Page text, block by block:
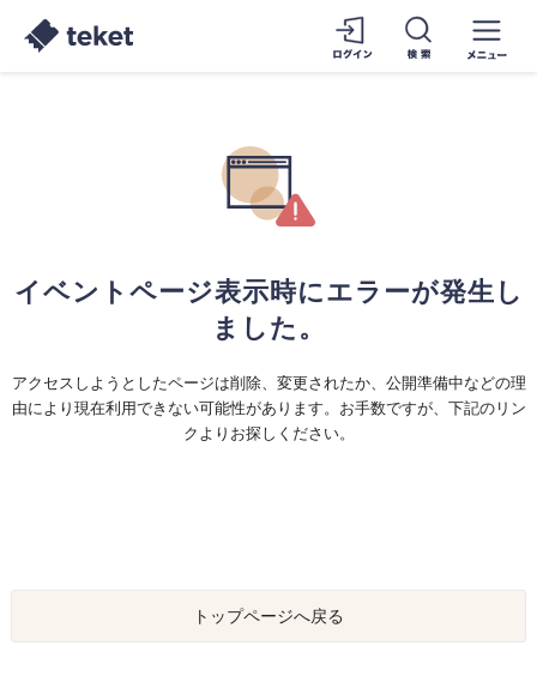
イベントページ表示時にエラーが発生し
ました。
アクセスしようとしたページは削除、変更されたか、公開準備中などの理
由により現在利用できない可能性があります。お手数ですが、下記のリン
クよりお探しください。
トップページへ戻る